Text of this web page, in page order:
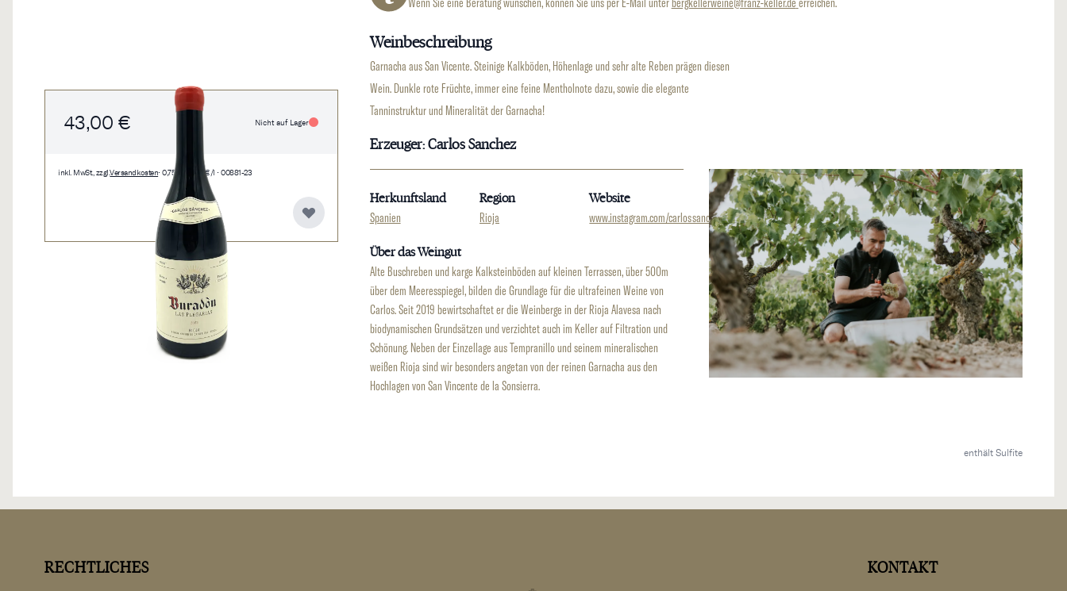
43,00 € Nicht auf Lager
inkl. MwSt., zzgl.Versandkosten• 0,75 l • 57,33 €/l • 00881-23
Weinbeschreibung
Garnacha aus San Vicente. Steinige Kalkböden, Höhenlage und sehr alte Reben prägen diesen
Wein. Dunkle rote Früchte, immer eine feine Mentholnote dazu, sowie die elegante
Tanninstruktur und Mineralität der Garnacha!
Erzeuger: Carlos Sanchez
Herkunftsland
Spanien
Region
Rioja
Website
www.instagram.com/carlos_sanchez_vinos
Über das Weingut
Alte Buschreben und karge Kalksteinböden auf kleinen Terrassen, über 500m
über dem Meeresspiegel, bilden die Grundlage für die ultrafeinen Weine von
Carlos. Seit 2019 bewirtschaftet er die Weinberge in der Rioja Alavesa nach
biodynamischen Grundsätzen und verzichtet auch im Keller auf Filtration und
Schönung. Neben der Einzellage aus Tempranillo und seinem mineralischen
weißen Rioja sind wir besonders angetan von der reinen Garnacha aus den
Hochlagen von San Vincente de la Sonsierra.
enthält Sulfite
RECHTLICHES
KONTAKT